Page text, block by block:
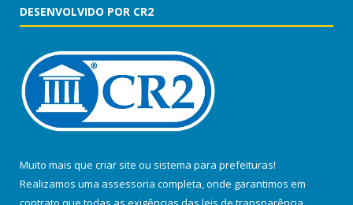
DESENVOLVIDO POR CR2
Muito mais que criar site ou sistema para prefeituras!
Realizamos uma assessoria completa, onde garantimos em